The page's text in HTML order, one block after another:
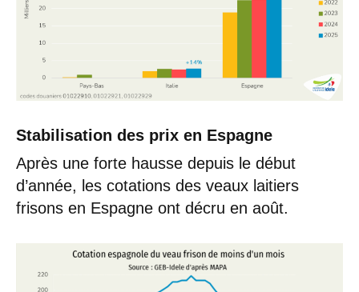
Stabilisation des prix en Espagne
Après une forte hausse depuis le début
d’année, les cotations des veaux laitiers
frisons en Espagne ont décru en août.